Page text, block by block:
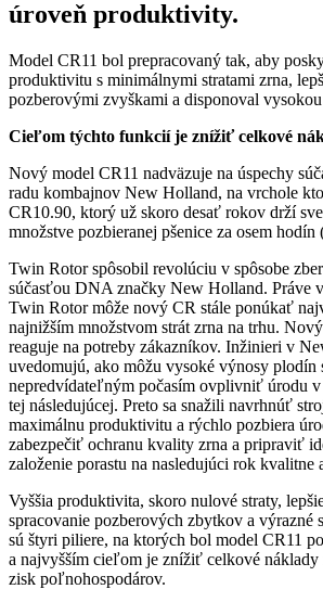
úroveň produktivity.
Model CR11 bol prepracovaný tak, aby
produktivitu s minimálnymi stratami zrna,
pozberovými zvyškami a disponoval
Cieľom týchto funkcií je znížiť celkové
Nový model CR11 nadväzuje na úspechy
radu kombajnov New Holland, na vrchole
CR10.90, ktorý už skoro desať rokov drží
množstve pozbieranej pšenice za osem
Twin Rotor spôsobil revolúciu v spôsobe
súčasťou DNA značky New Holland. Práve
Twin Rotor môže nový CR stále ponúkať
najnižším množstvom strát zrna na trhu.
reaguje na potreby zákazníkov. Inžinieri v
uvedomujú, ako môžu vysoké výnosy plodín
nepredvídateľným počasím ovplivniť úrodu v
tej následujúcej. Preto sa snažili navrhnúť
maximálnu produktivitu a rýchlo pozbiera
zabezpečiť ochranu kvality zrna a pripraviť
založenie porastu na nasledujúci rok kvalitne
Vyššia produktivita, skoro nulové straty,
spracovanie pozberových zbytkov a výrazné
sú štyri piliere, na ktorých bol model CR11
a najvyšším cieľom je znížiť celkové
zisk poľnohospodárov.